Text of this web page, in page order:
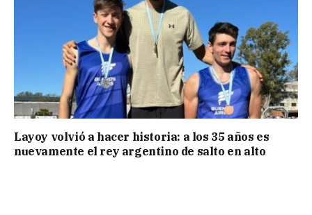
Layoy volvió a hacer historia: a los 35 años es
nuevamente el rey argentino de salto en alto